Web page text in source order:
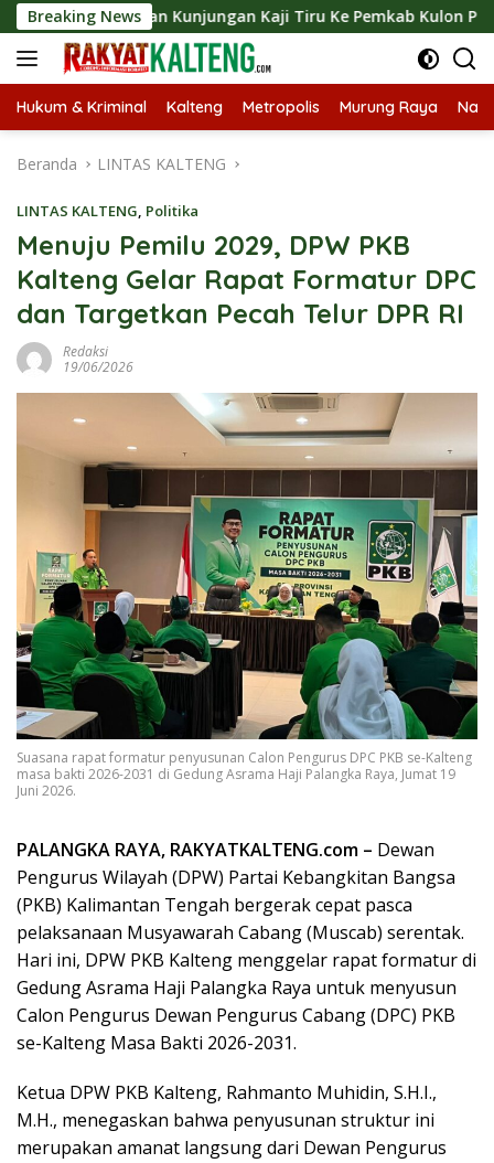
Langsung
ke
konten
Breaking News
Kunjungan Kaji Tiru Ke Pemkab Kulon Progo
Hukum & Kriminal Kalteng Metropolis Murung Raya
Beranda LINTAS KALTENG
LINTAS KALTENG, Politika
Menuju Pemilu 2029, DPW PKB
Kalteng Gelar Rapat Formatur DPC
dan Targetkan Pecah Telur DPR RI
Redaksi
19/06/2026
Suasana rapat formatur penyusunan Calon Pengurus DPC PKB se-Kalteng
masa bakti 2026-2031 di Gedung Asrama Haji Palangka Raya, Jumat 19
Juni 2026.
PALANGKA RAYA, RAKYATKALTENG.com – Dewan
Pengurus Wilayah (DPW) Partai Kebangkitan Bangsa
(PKB) Kalimantan Tengah bergerak cepat pasca
pelaksanaan Musyawarah Cabang (Muscab) serentak.
Hari ini, DPW PKB Kalteng menggelar rapat formatur di
Gedung Asrama Haji Palangka Raya untuk menyusun
Calon Pengurus Dewan Pengurus Cabang (DPC) PKB
se-Kalteng Masa Bakti 2026-2031.
Ketua DPW PKB Kalteng, Rahmanto Muhidin, S.H.I.,
M.H., menegaskan bahwa penyusunan struktur ini
merupakan amanat langsung dari Dewan Pengurus